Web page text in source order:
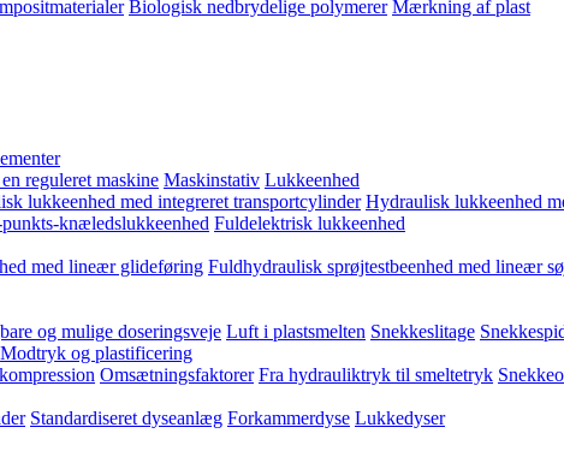
Biologisk nedbrydelige polymerer Mærkning af plast
reguleret maskine Maskinstativ Lukkeenhed
lukkeenhed med integreret transportcylinder Hydraulisk lukkeenhed
knæledslukkeenhed Fuldelektrisk lukkeenhed
med lineær glideføring Fuldhydraulisk sprøjtestbeenhed med lineær
og mulige doseringsveje Luft i plastsmelten Snekkeslitage
Modtryk og plastificering
Omsætningsfaktorer Fra hydrauliktryk til smeltetryk
Standardiseret dyseanlæg Forkammerdyse Lukkedyser